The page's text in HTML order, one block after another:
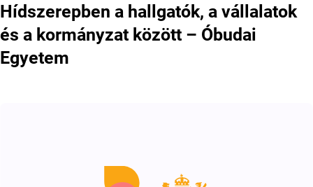
Hídszerepben a hallgatók, a vállalatok
és a kormányzat között – Óbudai
Egyetem